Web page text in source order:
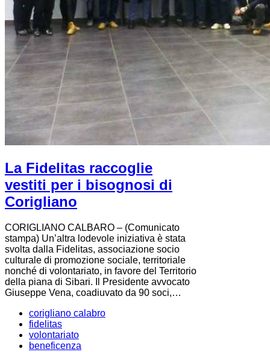
La Fidelitas raccoglie
vestiti per i bisognosi di
Corigliano
CORIGLIANO CALBARO – (Comunicato
stampa) Un’altra lodevole iniziativa è stata
svolta dalla Fidelitas, associazione socio
culturale di promozione sociale, territoriale
nonché di volontariato, in favore del Territorio
della piana di Sibari. Il Presidente avvocato
Giuseppe Vena, coadiuvato da 90 soci,…
corigliano calabro
fidelitas
volontariato
beneficenza